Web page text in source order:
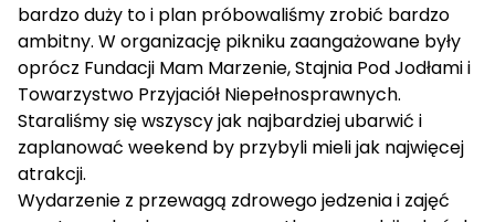
bardzo duży to i plan próbowaliśmy zrobić bardzo
ambitny. W organizację pikniku zaangażowane były
oprócz Fundacji Mam Marzenie, Stajnia Pod Jodłami i
Towarzystwo Przyjaciół Niepełnosprawnych.
Staraliśmy się wszyscy jak najbardziej ubarwić i
zaplanować weekend by przybyli mieli jak najwięcej
atrakcji.
Wydarzenie z przewagą zdrowego jedzenia i zajęć